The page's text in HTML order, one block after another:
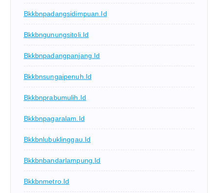
Bkkbnpadangsidimpuan.id
Bkkbngunungsitoli.id
Bkkbnpadangpanjang.id
Bkkbnsungaipenuh.id
Bkkbnprabumulih.id
Bkkbnpagaralam.id
Bkkbnlubuklinggau.id
Bkkbnbandarlampung.id
Bkkbnmetro.id